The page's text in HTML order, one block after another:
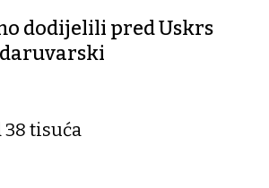
dodijelili pred Uskrs
tisuća